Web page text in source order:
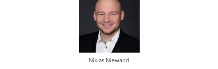
Niklas Niewand